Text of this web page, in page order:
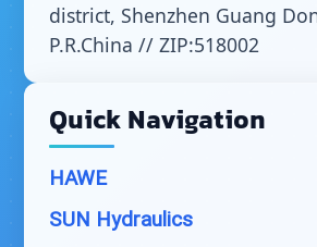
district, Shenzhen Guang
P.R.China // ZIP:518002
Quick Navigation
HAWE
SUN Hydraulics